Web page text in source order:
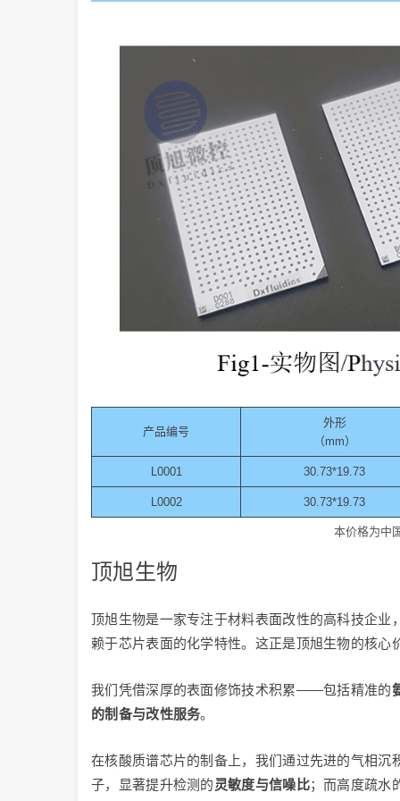
产品编号
外形
（mm）
L0001 30.73*19.73
L0002 30.73*19.73
本价格为中
顶旭生物
顶旭生物是一家专注于材料表面改性的高科技企
赖于芯片表面的化学特性。这正是顶旭生物的核心
我们凭借深厚的表面修饰技术积累——包括精准的
的制备与改性服务。
在核酸质谱芯片的制备上，我们通过先进的气相沉
子，显著提升检测的灵敏度与信噪比；而高度疏水